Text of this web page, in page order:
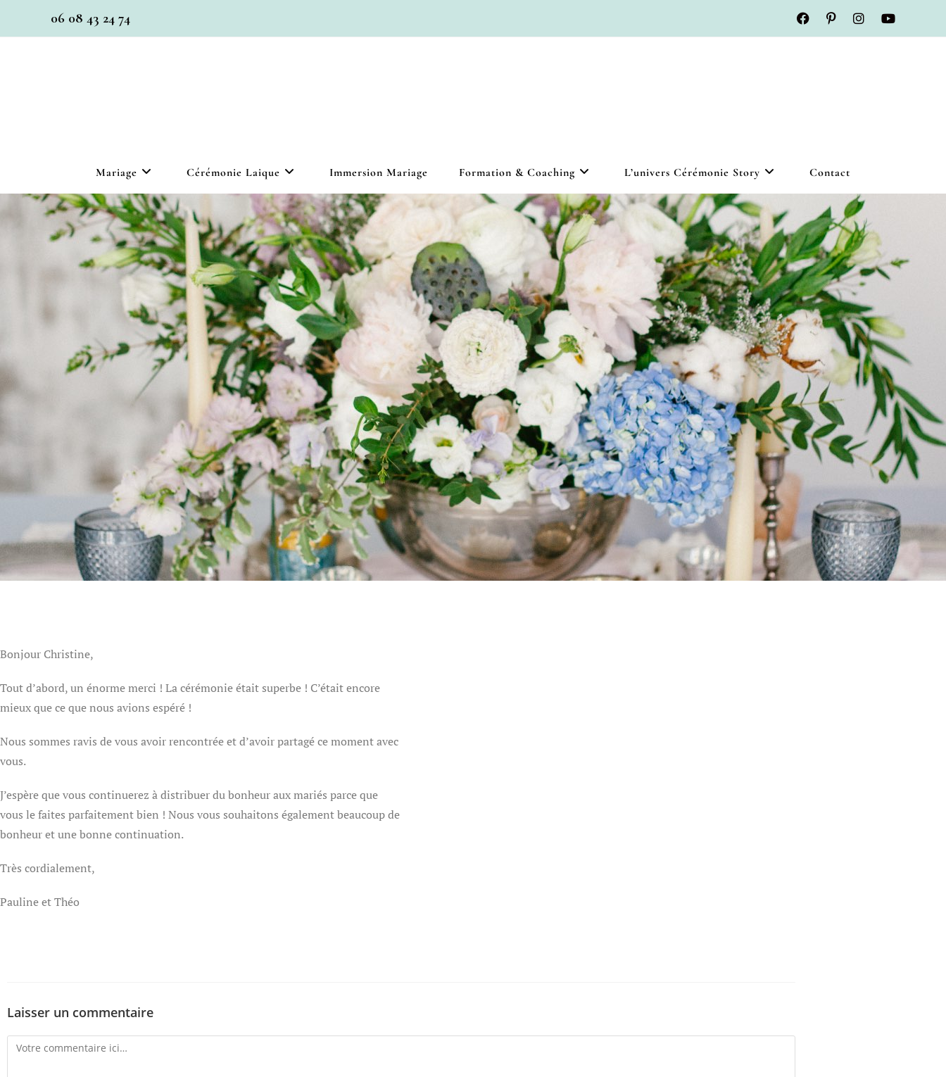
06 08 43 24 74
Mariage Cérémonie Laique Immersion Mariage Formation & Coaching L’univers Cérémonie Story Contact
Bonjour Christine,
Tout d’abord, un énorme merci ! La cérémonie était superbe ! C’était encore
mieux que ce que nous avions espéré !
Nous sommes ravis de vous avoir rencontrée et d’avoir partagé ce moment avec
vous.
J’espère que vous continuerez à distribuer du bonheur aux mariés parce que
vous le faites parfaitement bien ! Nous vous souhaitons également beaucoup de
bonheur et une bonne continuation.
Très cordialement,
Pauline et Théo
Laisser un commentaire